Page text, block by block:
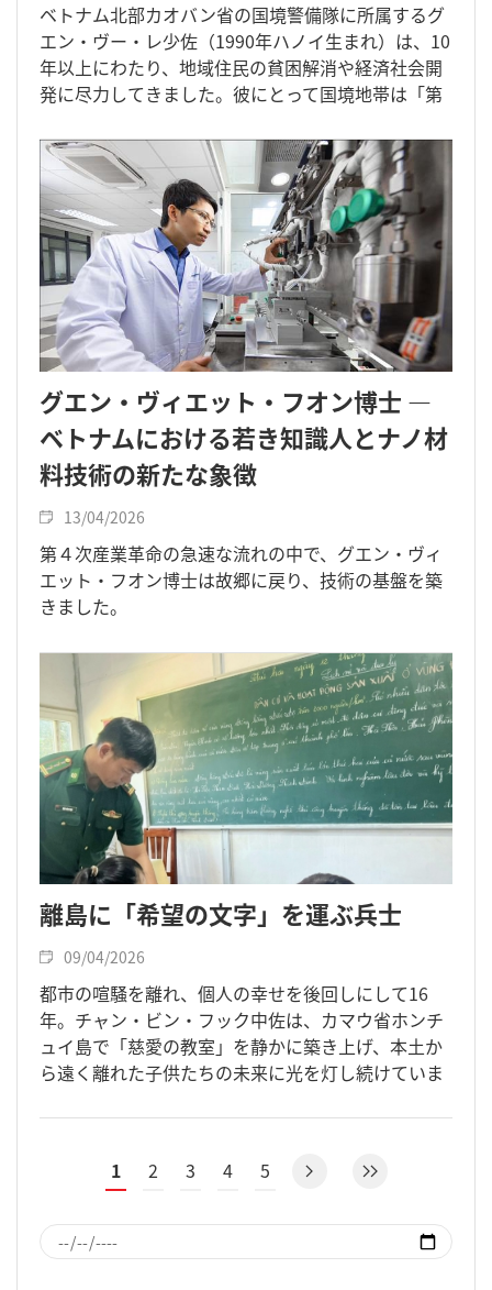
ベトナム北部カオバン省の国境警備隊に所属するグ
エン・ヴー・レ少佐（1990年ハノイ生まれ）は、10
年以上にわたり、地域住民の貧困解消や経済社会開
発に尽力してきました。彼にとって国境地帯は「第
同然の存在です。その強い絆が、任務遂行の大きな
原動力となっています。
グエン・ヴィエット・フオン博士 ―
ベトナムにおける若き知識人とナノ材
料技術の新たな象徴
13/04/2026
第４次産業革命の急速な流れの中で、グエン・ヴィ
エット・フオン博士は故郷に戻り、技術の基盤を築
きました。
離島に「希望の文字」を運ぶ兵士
09/04/2026
都市の喧騒を離れ、個人の幸せを後回しにして16
年。チャン・ビン・フック中佐は、カマウ省ホンチ
ュイ島で「慈愛の教室」を静かに築き上げ、本土か
ら遠く離れた子供たちの未来に光を灯し続けていま
1 2 3 4 5